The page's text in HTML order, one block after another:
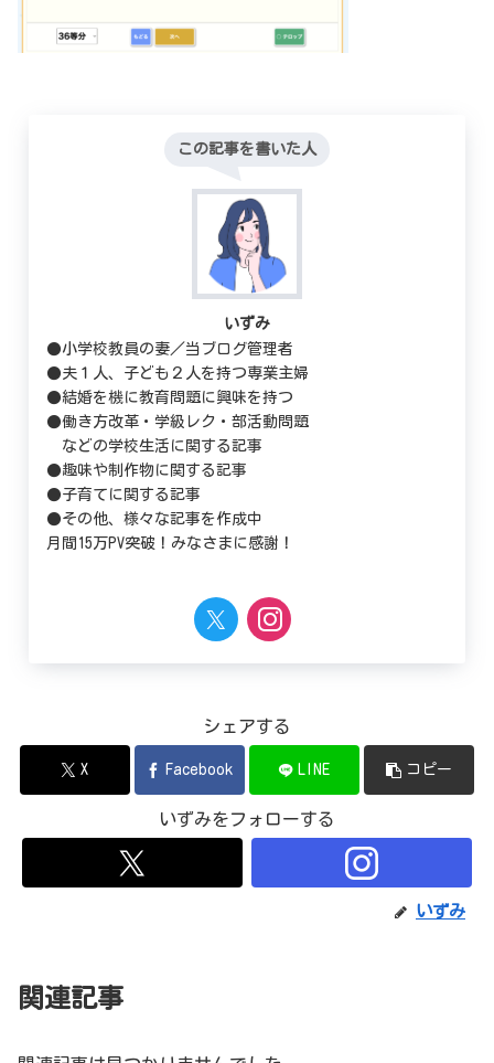
この記事を書いた人
いずみ
●小学校教員の妻／当ブログ管理者
●夫１人、子ども２人を持つ専業主婦
●結婚を機に教育問題に興味を持つ
●働き方改革・学級レク・部活動問題
などの学校生活に関する記事
●趣味や制作物に関する記事
●子育てに関する記事
●その他、様々な記事を作成中
月間15万PV突破！みなさまに感謝！
シェアする
X Facebook LINE コピー
いずみをフォローする
いずみ
関連記事